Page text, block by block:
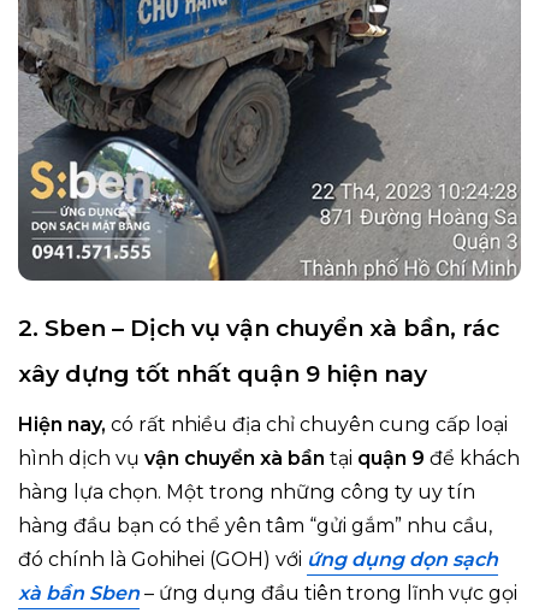
2. Sben – Dịch vụ vận chuyển xà bần, rác
xây dựng tốt nhất quận 9 hiện nay
Hiện nay, có rất nhiều địa chỉ chuyên cung cấp loại
hình dịch vụ vận chuyển xà bần tại quận 9 để khách
hàng lựa chọn. Một trong những công ty uy tín
hàng đầu bạn có thể yên tâm “gửi gắm” nhu cầu,
đó chính là Gohihei (GOH) với ứng dụng dọn sạch
xà bần Sben – ứng dụng đầu tiên trong lĩnh vực gọi